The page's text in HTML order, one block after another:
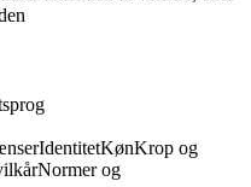
IdentitetKønKrop og
Normer og